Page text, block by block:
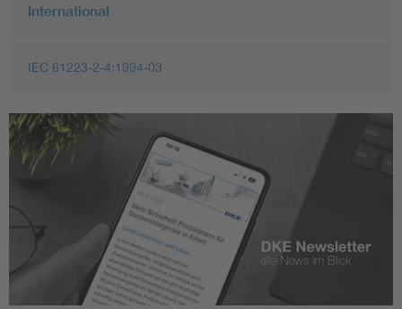
International
IEC 61223-2-4:1994-03